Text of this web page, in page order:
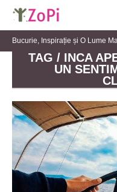
Bucurie, Inspirație și O Lume
TAG / INCA
UN